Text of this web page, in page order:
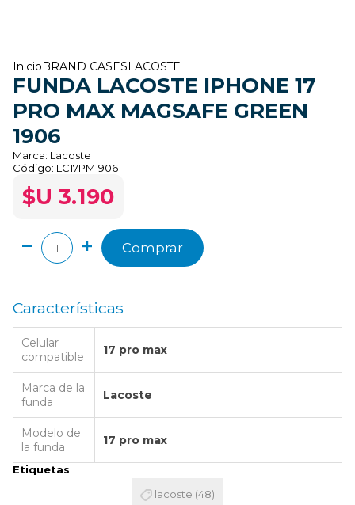
Inicio BRAND CASES LACOSTE
FUNDA LACOSTE IPHONE 17
PRO MAX MAGSAFE GREEN
1906
Marca: Lacoste
Código: LC17PM1906
$U 3.190
Comprar
Características
Celular
compatible
17 pro max
Marca de la
funda
Lacoste
Modelo de
la funda
17 pro max
Etiquetas
lacoste (48)